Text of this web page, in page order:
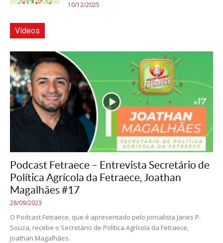
10/12/2025
Vídeos
Podcast Fetraece – Entrevista Secretário de
Política Agrícola da Fetraece, Joathan
Magalhães #17
28/09/2023
O Podcast Fetraece, que é apresentado pelo jornalista Janes P.
Souza, recebe o Secretário de Política Agrícola da Fetraece,
Joathan Magalhães.